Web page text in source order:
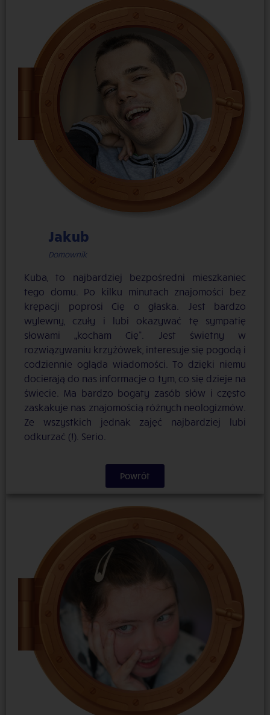
Jakub
Domownik
Kuba, to najbardziej bezpośredni mieszkaniec
tego domu. Po kilku minutach znajomości bez
krępacji poprosi Cię o głaska. Jest bardzo
wylewny, czuły i lubi okazywać tę sympatię
słowami „kocham Cię”. Jest świetny w
rozwiązywaniu krzyżówek, interesuje się pogodą i
codziennie ogląda wiadomości. To dzięki niemu
docierają do nas informacje o tym, co się dzieje na
świecie. Ma bardzo bogaty zasób słów i często
zaskakuje nas znajomością różnych neologizmów.
Ze wszystkich jednak zajęć najbardziej lubi
odkurzać (!). Serio.
Powrót